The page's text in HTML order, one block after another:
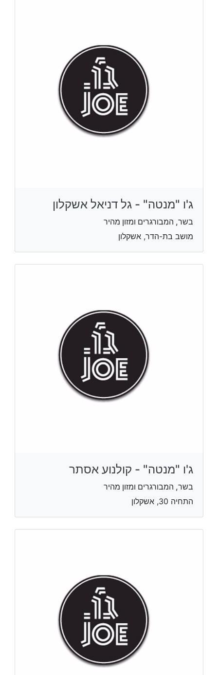
ג'ו "מנטה" - גל דניאל אשקלון
בשר, המבורגרים ומזון מהיר
מושב בת-הדר, אשקלון
ג'ו "מנטה" - קולנוע אסתר
בשר, המבורגרים ומזון מהיר
התחיה 30, אשקלון